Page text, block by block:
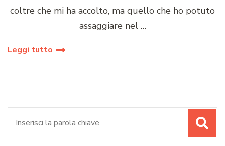
coltre che mi ha accolto, ma quello che ho potuto
assaggiare nel …
Leggi tutto